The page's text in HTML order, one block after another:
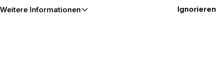
Weitere Informationen Ignorieren